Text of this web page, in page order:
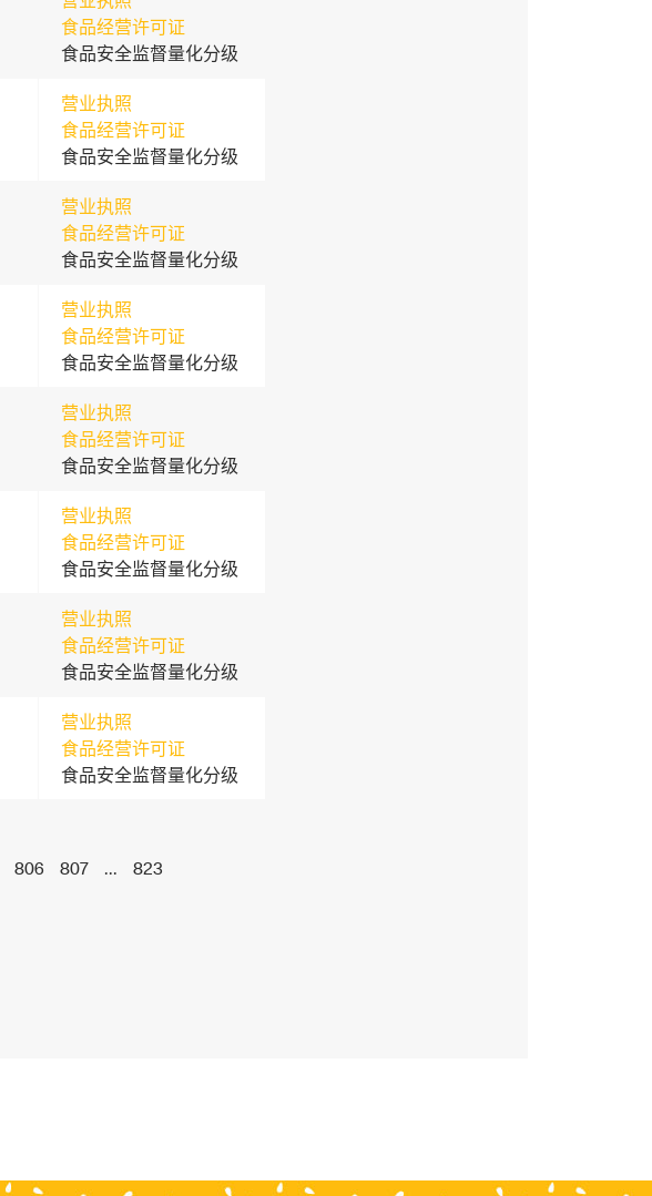
食品经营许可证
食品安全监督量化分级
营业执照
食品经营许可证
食品安全监督量化分级
营业执照
食品经营许可证
食品安全监督量化分级
营业执照
食品经营许可证
食品安全监督量化分级
营业执照
食品经营许可证
食品安全监督量化分级
营业执照
食品经营许可证
食品安全监督量化分级
营业执照
食品经营许可证
食品安全监督量化分级
营业执照
食品经营许可证
食品安全监督量化分级
806 807 ... 823